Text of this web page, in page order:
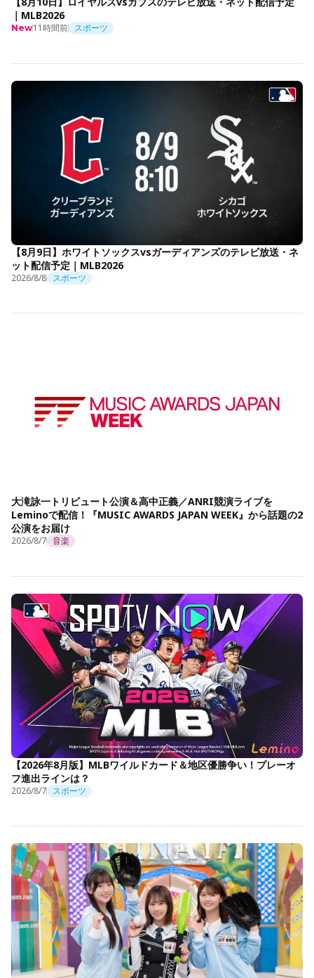
｜MLB2026
New11時間前 スポーツ
【8月9日】ホワイトソックスvsガーディアンズのテレビ放送・ネ
ット配信予定｜MLB2026
2026/8/8 スポーツ
大滝詠一トリビュート公演＆高中正義／ANRI競演ライブを
Leminoで配信！『MUSIC AWARDS JAPAN WEEK』から話題の2
公演をお届け
2026/8/7 音楽
【2026年8月版】MLBワイルドカード＆地区優勝争い！プレーオ
フ進出ラインは？
2026/8/7 スポーツ